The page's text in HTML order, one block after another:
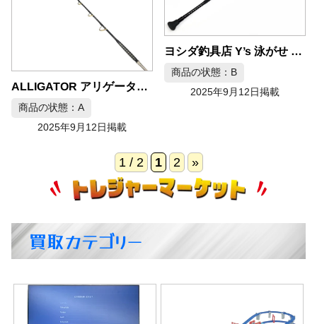
ALLIGATOR アリゲーター Super Battle GF80-230
商品の状態：A
2025年9月12日掲載
ヨシダ釣具店 Y’s 泳がせ 猪鹿蝶 猪165XH
商品の状態：B
2025年9月12日掲載
1 / 2 1 2 »
買取カテゴリー